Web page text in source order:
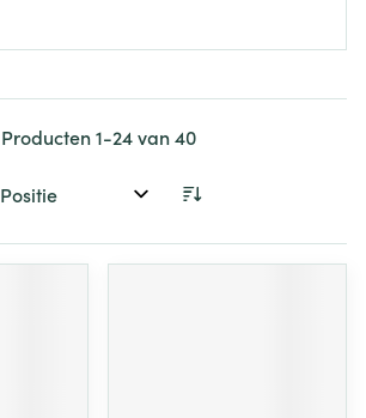
Producten1-24van40
Sorteer op: